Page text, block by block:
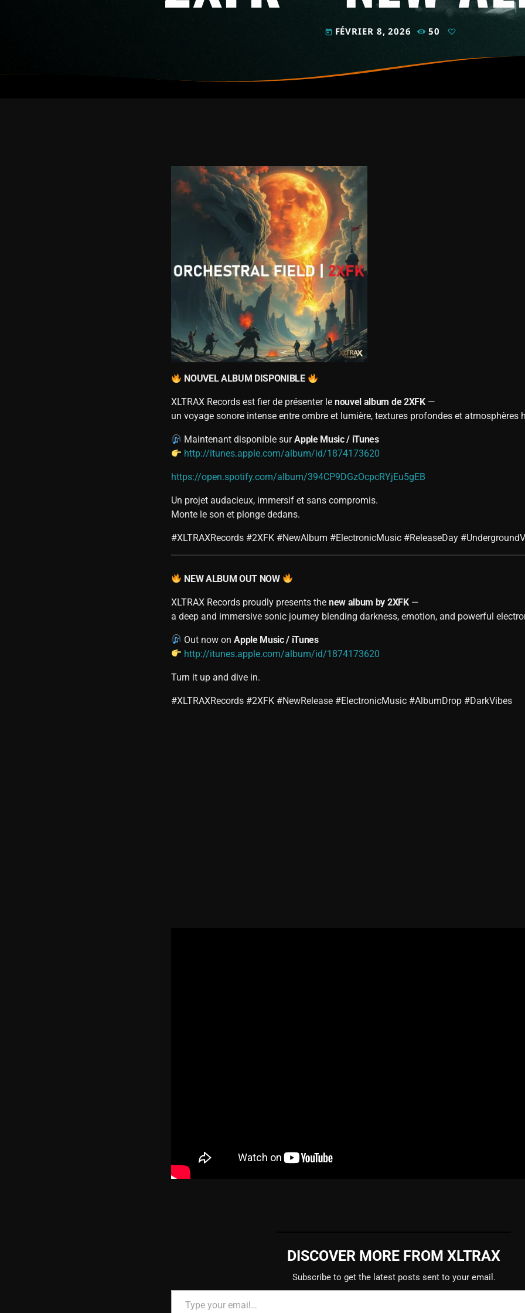
today FÉVRIER 8, 2026 50
NOUVEL ALBUM DISPONIBLE
XLTRAX Records est fier de présenter le nouvel album de2XFK—
un voyage sonore intense entre ombre et lumière, textures profondes et atmosphères
Maintenant disponible surApple Music / iTunes
http://itunes.apple.com/album/id/1874173620
https://open.spotify.com/album/394CP9DGzOcpcRYjEu5gEB
Un projet audacieux, immersif et sans compromis.
Monte le son et plonge dedans.
#XLTRAXRecords #2XFK #NewAlbum #ElectronicMusic #ReleaseDay
NEW ALBUM OUT NOW
XLTRAX Records proudly presents the new album by 2XFK—
a deep and immersive sonic journey blending darkness, emotion, and powerful
Out now onApple Music / iTunes
http://itunes.apple.com/album/id/1874173620
Turn it up and dive in.
#XLTRAXRecords #2XFK #NewRelease #ElectronicMusic #AlbumDrop #DarkVibes
DISCOVER MORE FROM XLTRAX
Subscribe to get the latest posts sent to your email.